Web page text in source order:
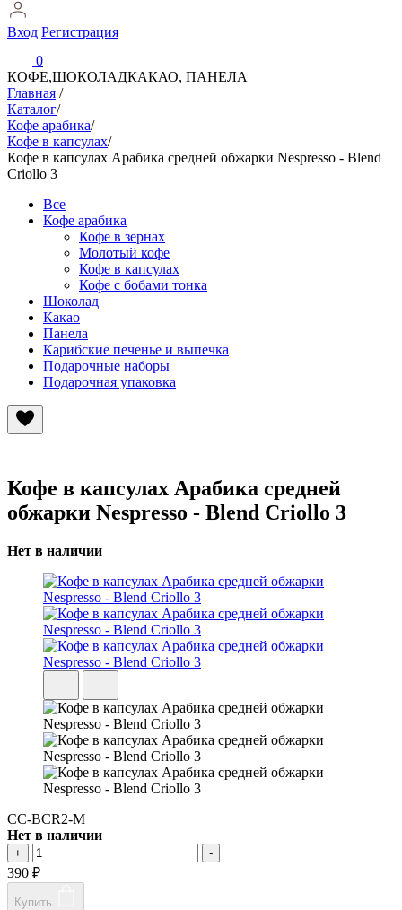
Вход Регистрация
0
КОФЕ,ШОКОЛАДКАКАО, ПАНЕЛА
Главная /
Каталог/
Кофе арабика/
Кофе в капсулах/
Кофе в капсулах Арабика средней обжарки Nespresso - Blend
Criollo 3
Все
Кофе арабика
Кофе в зернах
Молотый кофе
Кофе в капсулах
Кофе с бобами тонка
Шоколад
Какао
Панела
Карибские печенье и выпечка
Подарочные наборы
Подарочная упаковка
Кофе в капсулах Арабика средней
обжарки Nespresso - Blend Criollo 3
Нет в наличии
CC-BCR2-M
Нет в наличии
+ -
390 ₽
Купить